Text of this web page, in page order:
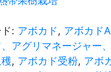
: アボカド, アボカド
アグリマネージャー
, アボカド受粉, アボ